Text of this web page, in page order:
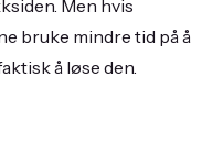
Men hvis
bruke mindre tid på å
å løse den.